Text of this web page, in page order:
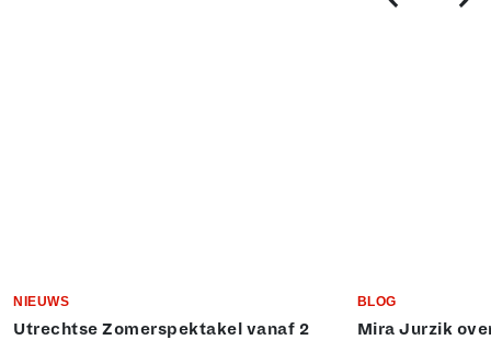
NIEUWS
Utrechtse Zomerspektakel vanaf 2
BLOG
Mira Jurzik